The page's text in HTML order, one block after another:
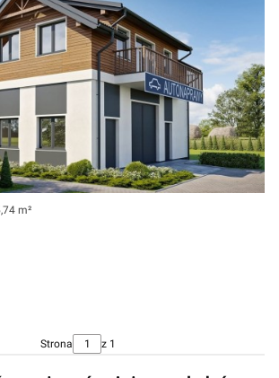
m²
Strona z 1